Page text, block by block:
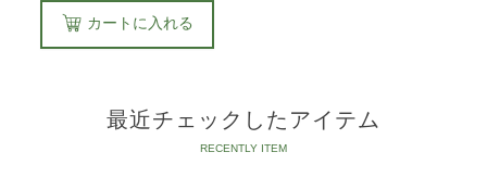
カートに入れる
最近チェックしたアイテム